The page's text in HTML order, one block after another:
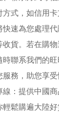
方式，如信用
快速為您處理
收貨。​ 若在購
時聯系我們的
服務，助您享受
線：提供中國
輕鬆購遍大陸好